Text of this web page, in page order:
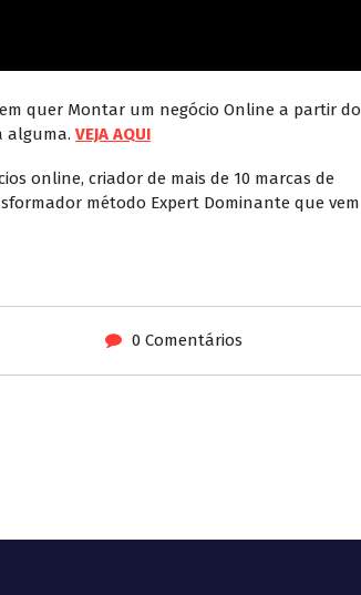
quer Montar um negócio Online a partir do
alguma. VEJA AQUI
online, criador de mais de 10 marcas de
método Expert Dominante que vem
0 Comentários